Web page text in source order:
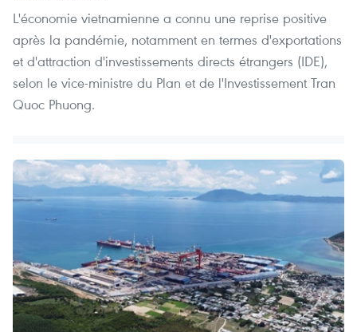
L'économie vietnamienne a connu une reprise positive
après la pandémie, notamment en termes d'exportations
et d'attraction d'investissements directs étrangers (IDE),
selon le vice-ministre du Plan et de l'Investissement Tran
Quoc Phuong.